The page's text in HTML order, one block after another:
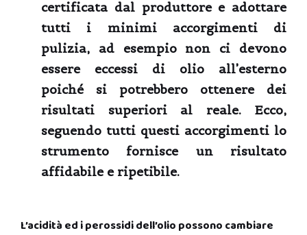
certificata dal produttore e adottare
tutti i minimi accorgimenti di
pulizia, ad esempio non ci devono
essere eccessi di olio all’esterno
poiché si potrebbero ottenere dei
risultati superiori al reale. Ecco,
seguendo tutti questi accorgimenti lo
strumento fornisce un risultato
affidabile e ripetibile.
L’acidità ed i perossidi dell’olio possono cambiare